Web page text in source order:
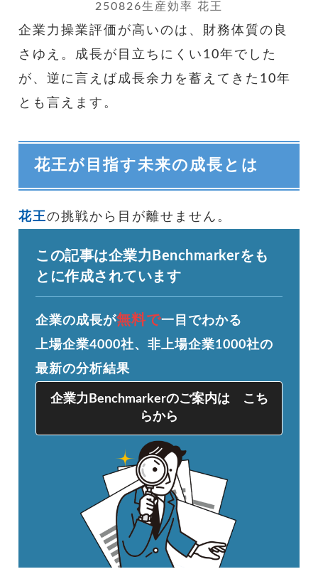
250826生産効率 花王
企業力操業評価が高いのは、財務体質の良
さゆえ。成長が目立ちにくい10年でした
が、逆に言えば成長余力を蓄えてきた10年
とも言えます。
花王が目指す未来の成長とは
花王の挑戦から目が離せません。
この記事は企業力Benchmarkerをも
とに作成されています
企業の成長が無料で一目でわかる
上場企業4000社、非上場企業1000社の
最新の分析結果
企業力Benchmarkerのご案内は こち
らから